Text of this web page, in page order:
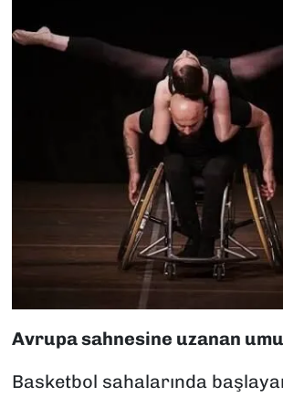
Avrupa sahnesine uzanan
Basketbol sahalarında